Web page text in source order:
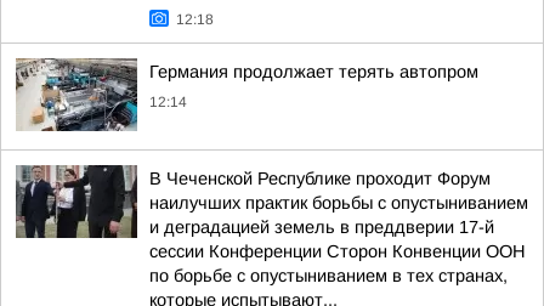
12:18
Германия продолжает терять автопром
12:14
В Чеченской Республике проходит Форум
наилучших практик борьбы с опустыниванием
и деградацией земель в преддверии 17-й
сессии Конференции Сторон Конвенции ООН
по борьбе с опустыниванием в тех странах,
которые испытывают...